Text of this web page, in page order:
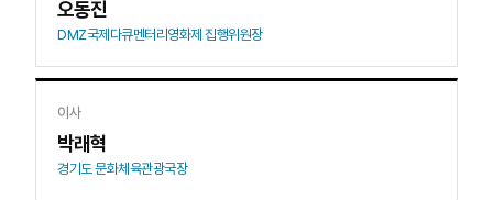
오동진
DMZ국제다큐멘터리영화제 집행위원장
이사
박래혁
경기도 문화체육관광국장